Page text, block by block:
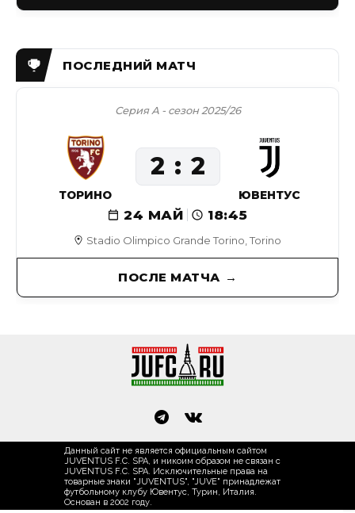
Stadio Olimpico Grande Torino, Torino
Серия А - сезон 2025/26
24 МАЙ 18:45
ТОРИНО
2 2
ЮВЕНТУС
ПОСЛЕ МАТЧА
Данный сайт не является официальным сайтом
JUVENTUS F.C. SPA, и никоим образом не связан с
JUVENTUS F.C. SPA. Исключительные права на
товарные знаки "JUVENTUS", "JUVE" принадлежат
футбольному клубу Ювентус, Турин, Италия.
Основан в 2002 году.